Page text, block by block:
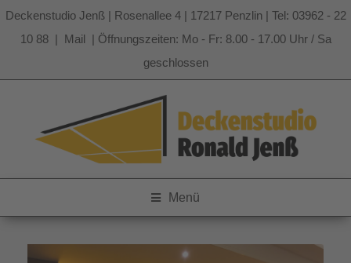
Deckenstudio Jenß | Rosenallee 4 | 17217 Penzlin | Tel: 03962 - 22
10 88 | Mail | Öffnungszeiten: Mo - Fr: 8.00 - 17.00 Uhr / Sa
geschlossen
Menü